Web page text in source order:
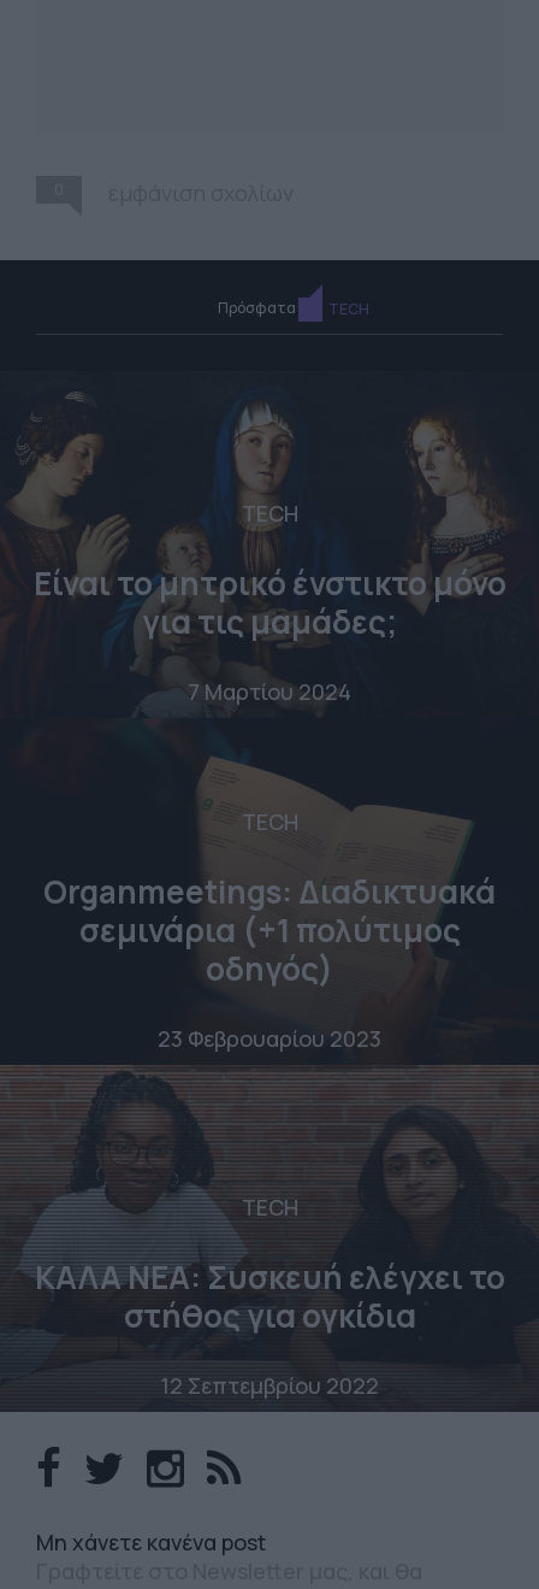
Πρόσφατα TECH
TECH
Είναι το μητρικό ένστικτο μόνο
για τις μαμάδες;
7 Μαρτίου 2024
TECH
Organmeetings: Διαδικτυακά
σεμινάρια (+1 πολύτιμος
οδηγός)
23 Φεβρουαρίου 2023
TECH
ΚΑΛΑ ΝΕΑ: Συσκευή ελέγχει το
στήθος για ογκίδια
12 Σεπτεμβρίου 2022
Mη χάνετε κανένα post